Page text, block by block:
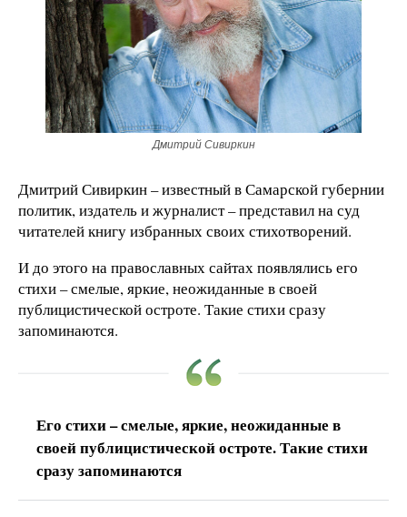
Дмитрий Сивиркин
Дмитрий Сивиркин – известный в Самарской губернии
политик, издатель и журналист – представил на суд
читателей книгу избранных своих стихотворений.
И до этого на православных сайтах появлялись его
стихи – смелые, яркие, неожиданные в своей
публицистической остроте. Такие стихи сразу
запоминаются.
Его стихи – смелые, яркие, неожиданные в
своей публицистической остроте. Такие стихи
сразу запоминаются